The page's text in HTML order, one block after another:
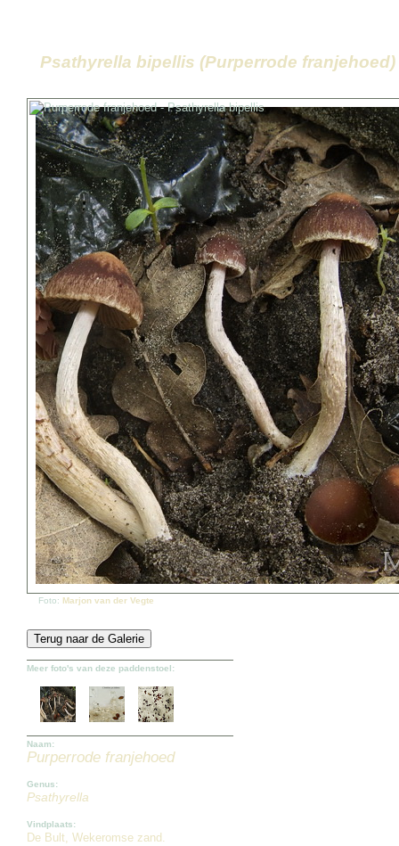
Psathyrella bipellis (Purperrode franjehoed)
Foto: Marjon van der Vegte
Meer foto's van deze paddenstoel:
Naam:
Purperrode franjehoed
Genus:
Psathyrella
Vindplaats:
De Bult, Wekeromse zand.